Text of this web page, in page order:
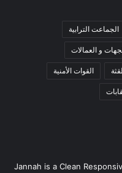
الجماعت الترابية
و العمالات
القوات الأمنية
Jannah is a Clean